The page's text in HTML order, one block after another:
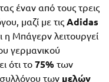
έναν από τους τρεις
μαζί με τις Adidas
η Μπάγερν λειτουργεί
γερμανικού
ότι το 75% των
των μελών